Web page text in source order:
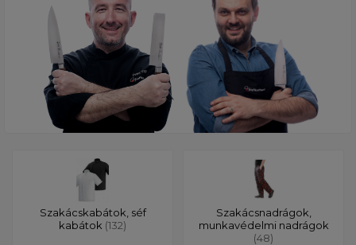
Szakácskabátok, séf
kabátok (132)
Szakácsnadrágok,
munkavédelmi nadrágok
(48)